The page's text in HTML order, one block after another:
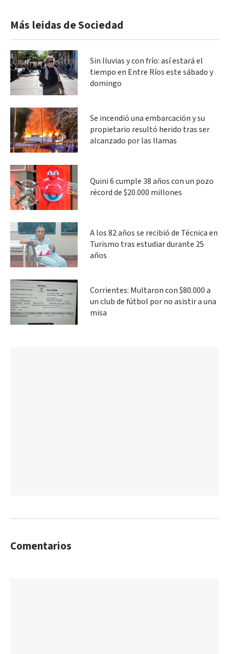
Más leidas de Sociedad
Sin lluvias y con frío: así estará el
tiempo en Entre Ríos este sábado y
domingo
Se incendió una embarcación y su
propietario resultó herido tras ser
alcanzado por las llamas
Quini 6 cumple 38 años con un pozo
récord de $20.000 millones
A los 82 años se recibió de Técnica en
Turismo tras estudiar durante 25
años
Corrientes: Multaron con $80.000 a
un club de fútbol por no asistir a una
misa
Comentarios